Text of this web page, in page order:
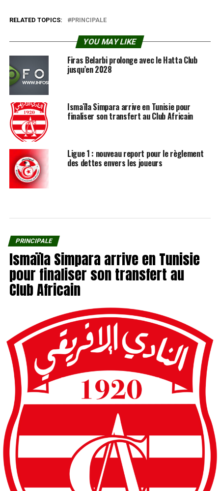
RELATED TOPICS: PRINCIPALE
YOU MAY LIKE
Firas Belarbi prolonge avec le Hatta Club
jusqu’en 2028
Ismaïla Simpara arrive en Tunisie pour
finaliser son transfert au Club Africain
Ligue 1 : nouveau report pour le règlement
des dettes envers les joueurs
PRINCIPALE
Ismaïla Simpara arrive en Tunisie
pour finaliser son transfert au
Club Africain